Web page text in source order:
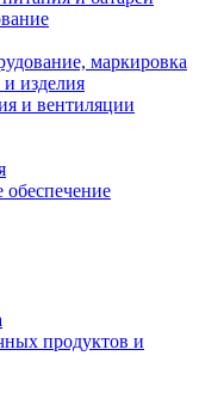
маркировка
изделия
и вентиляции
продуктов и